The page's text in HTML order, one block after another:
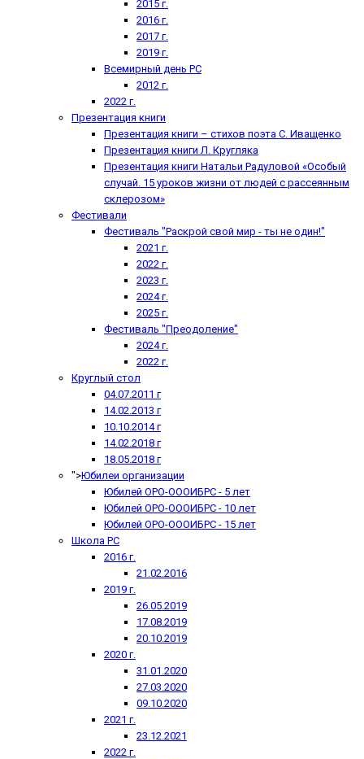
2015 г.
2016 г.
2017 г.
2019 г.
Всемирный день РС
2012 г.
2022 г.
Презентация книги
Презентация книги – стихов поэта С. Иващенко
Презентация книги Л. Кругляка
Презентация книги Натальи Радуловой «Особый
случай. 15 уроков жизни от людей с рассеянным
склерозом»
Фестивали
Фестиваль "Раскрой свой мир - ты не один!"
2021 г.
2022 г.
2023 г.
2024 г.
2025 г.
Фестиваль "Преодоление"
2024 г.
2022 г.
Круглый стол
04.07.2011 г
14.02.2013 г
10.10.2014 г
14.02.2018 г
18.05.2018 г
">Юбилеи организации
Юбилей ОРО-ОООИБРС - 5 лет
Юбилей ОРО-ОООИБРС - 10 лет
Юбилей ОРО-ОООИБРС - 15 лет
Школа РС
2016 г.
21.02.2016
2019 г.
26.05.2019
17.08.2019
20.10.2019
2020 г.
31.01.2020
27.03.2020
09.10.2020
2021 г.
23.12.2021
2022 г.